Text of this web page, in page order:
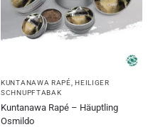
KUNTANAWA RAPÉ ,HEILIGER
SCHNUPFTABAK
Kuntanawa Rapé – Häuptling
Osmildo